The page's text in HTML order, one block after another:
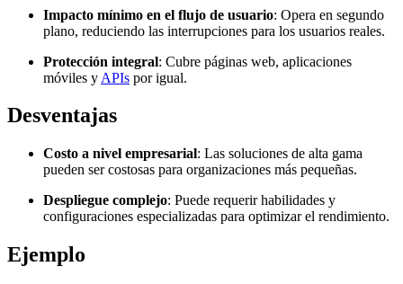
Impacto mínimo en el flujo de usuario: Opera en segundo
plano, reduciendo las interrupciones para los usuarios reales.
Protección integral: Cubre páginas web, aplicaciones
móviles y APIs por igual.
Desventajas
Costo a nivel empresarial: Las soluciones de alta gama
pueden ser costosas para organizaciones más pequeñas.
Despliegue complejo: Puede requerir habilidades y
configuraciones especializadas para optimizar el rendimiento.
Ejemplo